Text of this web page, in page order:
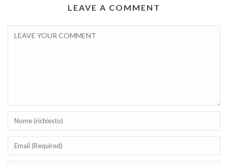
LEAVE A COMMENT